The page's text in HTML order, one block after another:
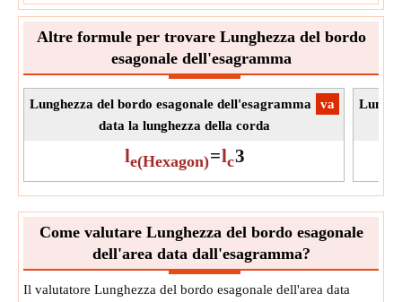
Altre formule per trovare Lunghezza del bordo
esagonale dell'esagramma
​va
Lunghezza del bordo esagonale dell'esagramma
data la lunghezza della corda
le(Hexagon)=lc3
Come valutare Lunghezza del bordo esagonale
dell'area data dall'esagramma?
Il valutatore Lunghezza del bordo esagonale dell'area data